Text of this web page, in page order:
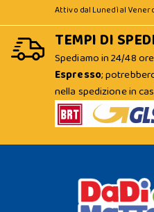
Attivo dal Lunedì al
TEMPI DI
Spediamo in 24/48
Espresso;
nella spedizione in